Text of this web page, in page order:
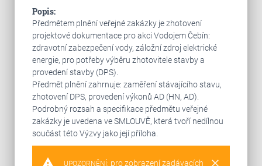
Popis:
Předmětem plnění veřejné zakázky je zhotovení
projektové dokumentace pro akci Vodojem Čebín:
zdravotní zabezpečení vody, záložní zdroj elektrické
energie, pro potřeby výběru zhotovitele stavby a
provedení stavby (DPS).
Předmět plnění zahrnuje: zaměření stávajícího stavu,
zhotovení DPS, provedení výkonů AD (HN, AD).
Podrobný rozsah a specifikace předmětu veřejné
zakázky je uvedena ve SMLOUVĚ, která tvoří nedílnou
součást této Výzvy jako její příloha.
warning clear
UPOZORNĚNÍ: pro zobrazení zadávacích